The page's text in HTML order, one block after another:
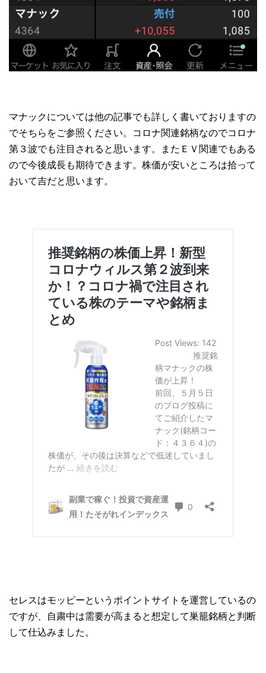
マナックについては他の記事でも詳しく書いておりますの
でそちらをご参照ください。コロナ関連銘柄なのでコロナ
第３波でも注目されると思います。またＥＶ関連でもある
ので今後成長も期待できます。株価が安いところは拾って
おいて吉だと思います。
セレスはモッピーというポイントサイトを運営しているの
ですが、自粛中は需要が高まると想定して巣籠銘柄と判断
して仕込みました。